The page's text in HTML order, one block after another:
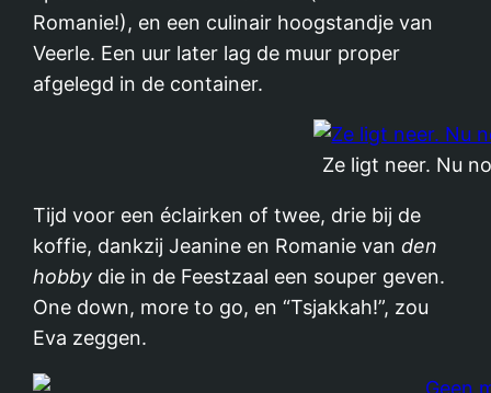
Romanie!), en een culinair hoogstandje van
Veerle. Een uur later lag de muur proper
afgelegd in de container.
Ze ligt neer. Nu
Tijd voor een éclairken of twee, drie bij de
koffie, dankzij Jeanine en Romanie vanden
hobby die in de Feestzaal een souper geven.
One down, more to go, en “Tsjakkah!”, zou
Eva zeggen.